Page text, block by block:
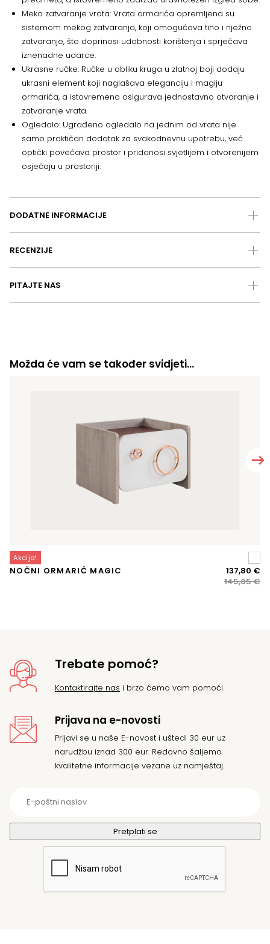
Meko zatvaranje vrata: Vrata ormarića opremljena su
sistemom mekog zatvaranja, koji omogućava tiho i nježno
zatvaranje, što doprinosi udobnosti korištenja i sprječava
iznenadne udarce.
Ukrasne ručke: Ručke u obliku kruga u zlatnoj boji dodaju
ukrasni element koji naglašava eleganciju i magiju
ormarića, a istovremeno osigurava jednostavno otvaranje i
zatvaranje vrata.
Ogledalo: Ugrađeno ogledalo na jednim od vrata nije
samo praktičan dodatak za svakodnevnu upotrebu, već
optički povećava prostor i pridonosi svjetlijem i otvorenijem
osjećaju u prostoriji.
DODATNE INFORMACIJE
RECENZIJE
PITAJTE NAS
Možda će vam se također svidjeti…
Akcija!
NOČNI ORMARIĆ MAGIC
145,05€
137,80 €
Trebate pomoć?
Kontaktirajte nas i brzo ćemo vam pomoći.
Prijava na e-novosti
Prijavi se u naše E-novost i uštedi 30 eur uz
narudžbu iznad 300 eur. Redovno šaljemo
kvalitetne informacije vezane uz namještaj.